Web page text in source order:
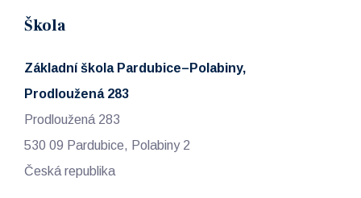
Škola
Základní škola Pardubice–Polabiny,
Prodloužená 283
Prodloužená 283
530 09 Pardubice, Polabiny 2
Česká republika